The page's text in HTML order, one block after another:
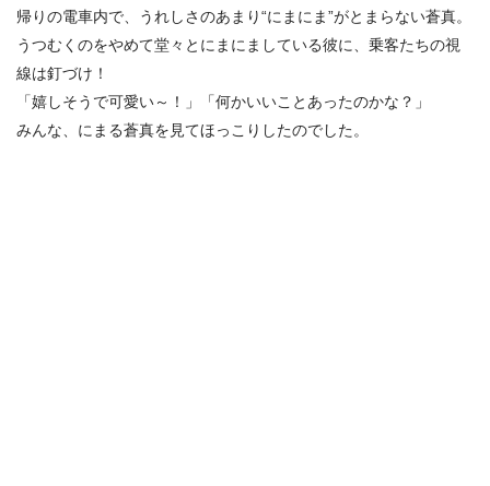
帰りの電車内で、うれしさのあまり“にまにま”がとまらない蒼真。
うつむくのをやめて堂々とにまにましている彼に、乗客たちの視
線は釘づけ！
「嬉しそうで可愛い～！」「何かいいことあったのかな？」
みんな、にまる蒼真を見てほっこりしたのでした。